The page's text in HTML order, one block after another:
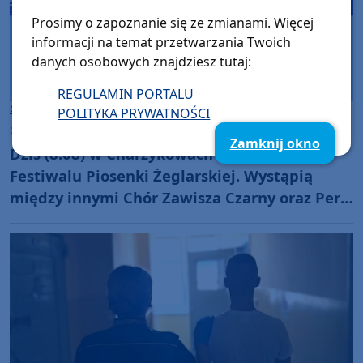
Gmina Chojnice
sobota, 8 sierpnia 2026, 09:03
Dziś (8.08) w Charzykowach ostatni dzień
Festiwalu Piosenki Żeglarskiej. Wystąpią
między innymi Chór Zawisza Czarny oraz Perły
Prosimy o zapoznanie się ze zmianami. Więcej
informacji na temat przetwarzania Twoich
danych osobowych znajdziesz tutaj:
REGULAMIN PORTALU
POLITYKA PRYWATNOŚCI
Zamknij okno